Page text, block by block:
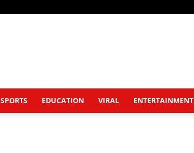
SPORTS EDUCATION VIRAL ENTERTAINMENT